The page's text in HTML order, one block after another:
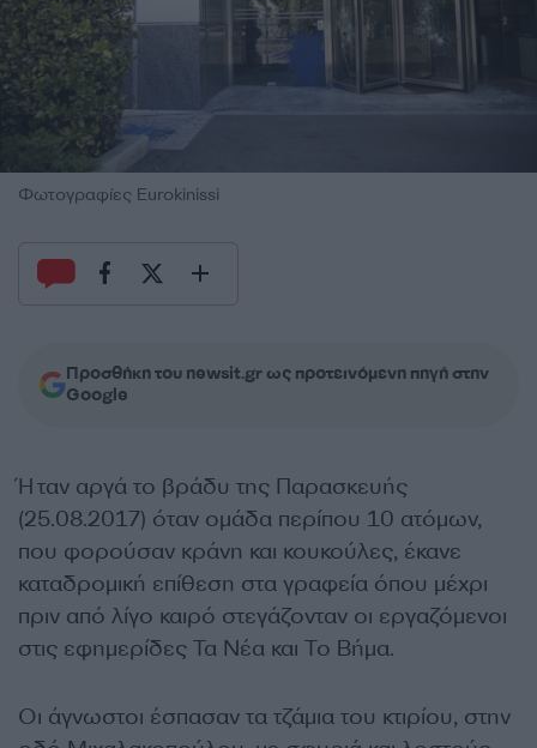
Φωτογραφίες Eurokinissi
Προσθήκη του newsit.gr ως προτεινόμενη πηγή στην
Google
Ήταν αργά το βράδυ της Παρασκευής
(25.08.2017) όταν ομάδα περίπου 10 ατόμων,
που φορούσαν κράνη και κουκούλες, έκανε
καταδρομική επίθεση στα γραφεία όπου μέχρι
πριν από λίγο καιρό στεγάζονταν οι εργαζόμενοι
στις εφημερίδες Τα Νέα και Το Βήμα.
Οι άγνωστοι έσπασαν τα τζάμια του κτιρίου, στην